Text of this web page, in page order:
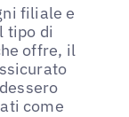
filiale e
tipo di
offre, il
come